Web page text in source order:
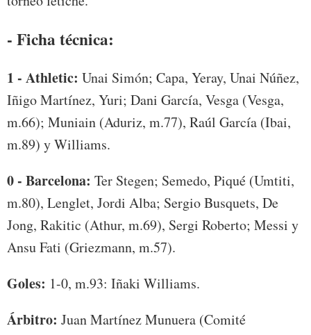
- Ficha técnica:
1 - Athletic: Unai Simón; Capa, Yeray, Unai Núñez,
Iñigo Martínez, Yuri; Dani García, Vesga (Vesga,
m.66); Muniain (Aduriz, m.77), Raúl García (Ibai,
m.89) y Williams.
0 - Barcelona: Ter Stegen; Semedo, Piqué (Umtiti,
m.80), Lenglet, Jordi Alba; Sergio Busquets, De
Jong, Rakitic (Athur, m.69), Sergi Roberto; Messi y
Ansu Fati (Griezmann, m.57).
Goles: 1-0, m.93: Iñaki Williams.
Árbitro: Juan Martínez Munuera (Comité